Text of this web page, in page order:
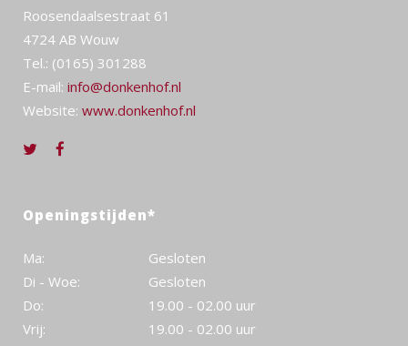
Roosendaalsestraat 61
4724 AB Wouw
Tel.: (0165) 301288
E-mail: info@donkenhof.nl
Website: www.donkenhof.nl
Openingstijden*
Ma:
Gesloten
Di - Woe:
Gesloten
Do:
19.00 - 02.00 uur
Vrij:
19.00 - 02.00 uur